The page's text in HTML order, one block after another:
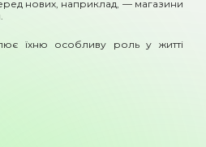
нових, наприклад, — магазини
їхню особливу роль у житті